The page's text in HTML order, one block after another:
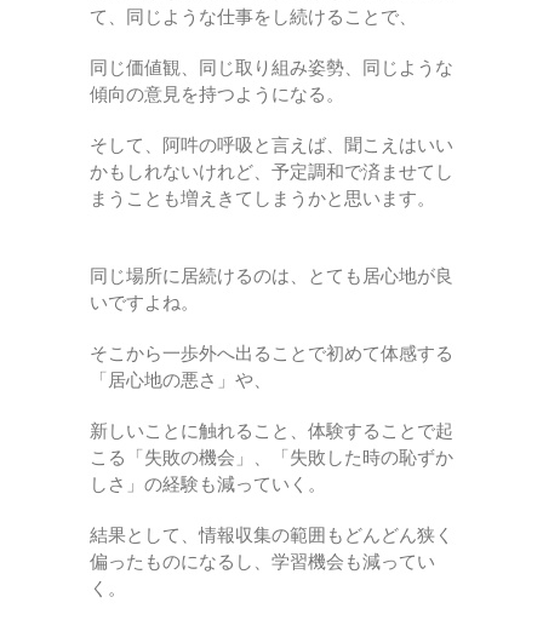
て、同じような仕事をし続けることで、
同じ価値観、同じ取り組み姿勢、同じような
傾向の意見を持つようになる。
そして、阿吽の呼吸と言えば、聞こえはいい
かもしれないけれど、予定調和で済ませてし
まうことも増えきてしまうかと思います。
同じ場所に居続けるのは、とても居心地が良
いですよね。
そこから一歩外へ出ることで初めて体感する
「居心地の悪さ」や、
新しいことに触れること、体験することで起
こる「失敗の機会」、「失敗した時の恥ずか
しさ」の経験も減っていく。
結果として、情報収集の範囲もどんどん狭く
偏ったものになるし、学習機会も減ってい
く。